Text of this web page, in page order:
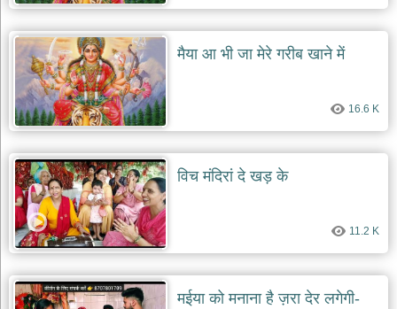
मैया आ भी जा मेरे गरीब खाने में
16.6 K
विच मंदिरां दे खड़ के
11.2 K
मईया को मनाना है ज़रा देर लगेगी-